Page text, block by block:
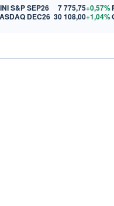
S&P SEP26 7 775,75+0,57%
DEC26 30 108,00+1,04%